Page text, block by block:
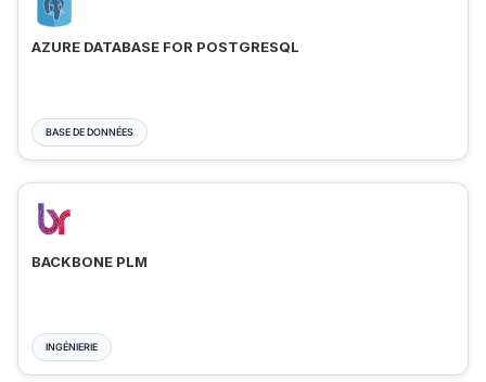
AZURE DATABASE FOR POSTGRESQL
BASE DE DONNÉES
BACKBONE PLM
INGÉNIERIE